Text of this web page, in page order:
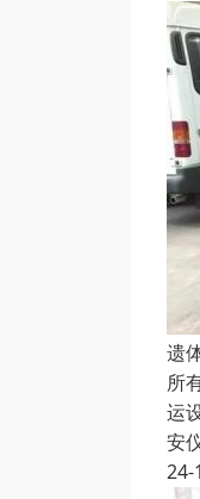
遗
所
运
安
24-